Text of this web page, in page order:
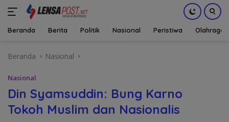
Beranda Berita Politik Nasional Peristiwa Olahraga
Beranda Nasional
Nasional
Din Syamsuddin: Bung Karno
Tokoh Muslim dan Nasionalis